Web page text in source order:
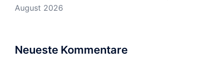
August 2026
Neueste Kommentare